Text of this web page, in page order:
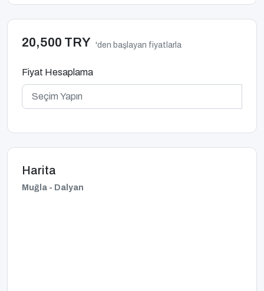
20,500 TRY 'den başlayan fiyatlarla
Fiyat Hesaplama
Harita
Muğla - Dalyan